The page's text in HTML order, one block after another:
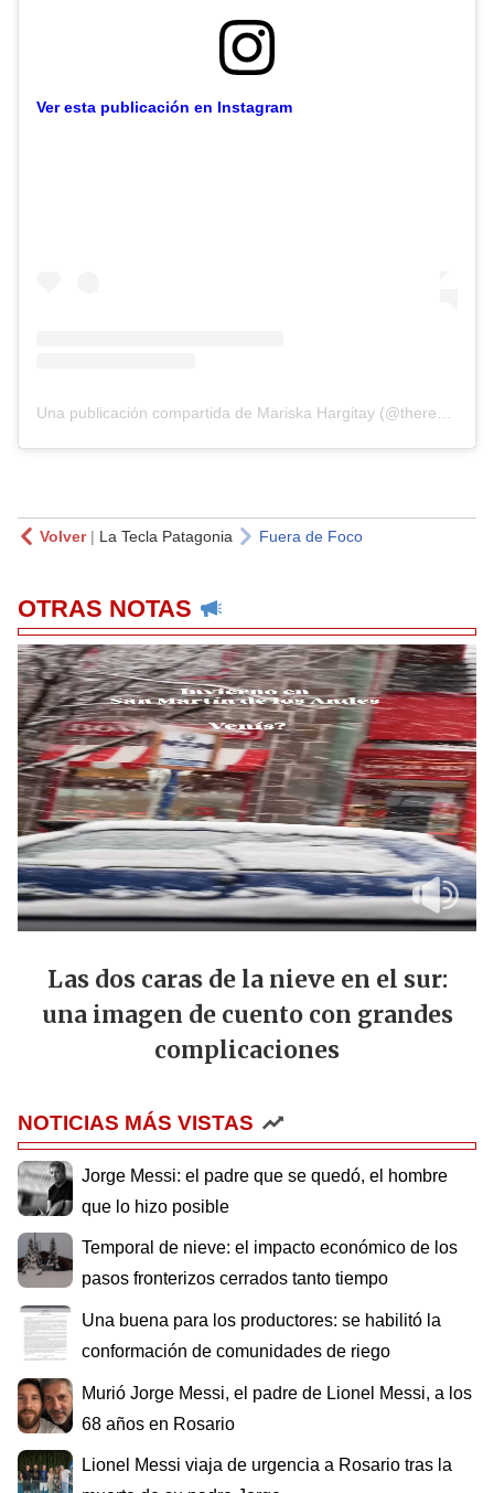
Ver esta publicación en Instagram
Volver| La Tecla Patagonia Fuera de Foco
OTRAS NOTAS
Las dos caras de la nieve en el sur:
una imagen de cuento con grandes
complicaciones
NOTICIAS MÁS VISTAS
Jorge Messi: el padre que se quedó, el hombre
que lo hizo posible
Temporal de nieve: el impacto económico de los
pasos fronterizos cerrados tanto tiempo
Una buena para los productores: se habilitó la
conformación de comunidades de riego
Murió Jorge Messi, el padre de Lionel Messi, a los
68 años en Rosario
Lionel Messi viaja de urgencia a Rosario tras la